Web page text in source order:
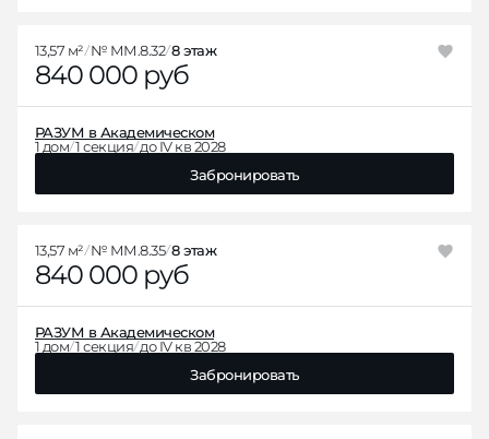
840 000 руб
13,57 м² № ММ.8.32 8 этаж
РАЗУМ в Академическом
1 дом 1 секция до IV кв 2028
Забронировать
840 000 руб
13,57 м² № ММ.8.35 8 этаж
РАЗУМ в Академическом
1 дом 1 секция до IV кв 2028
Забронировать